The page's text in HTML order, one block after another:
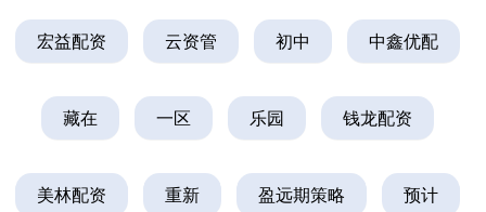
宏益配资 云资管 初中 中鑫优配
藏在 一区 乐园 钱龙配资
美林配资 重新 盈远期策略 预计